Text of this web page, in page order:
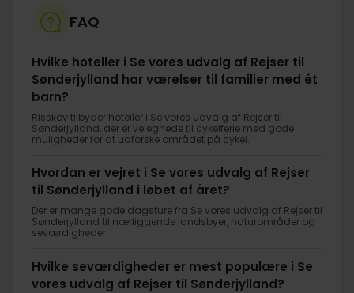
FAQ
Hvilke hoteller i Se vores udvalg af Rejser til
Sønderjylland har værelser til familier med ét
barn?
Risskov tilbyder hoteller i Se vores udvalg af Rejser til
Sønderjylland, der er velegnede til cykelferie med gode
muligheder for at udforske området på cykel.
Hvordan er vejret i Se vores udvalg af Rejser
til Sønderjylland i løbet af året?
Der er mange gode dagsture fra Se vores udvalg af Rejser til
Sønderjylland til nærliggende landsbyer, naturområder og
seværdigheder.
Hvilke seværdigheder er mest populære i Se
vores udvalg af Rejser til Sønderjylland?